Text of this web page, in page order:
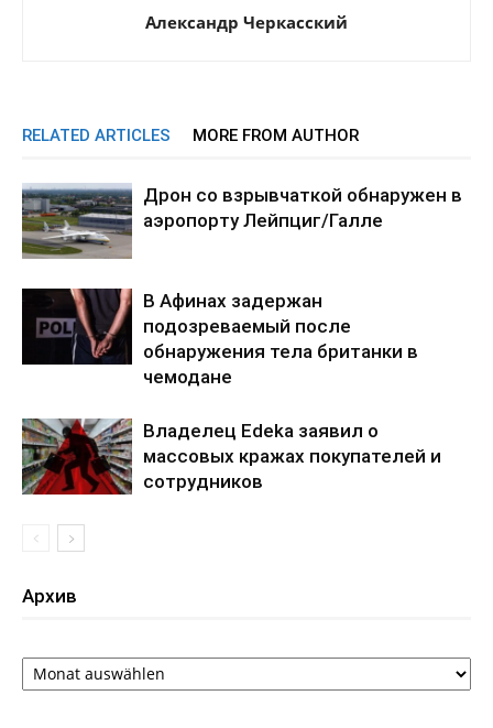
Александр Черкасский
RELATED ARTICLES MORE FROM AUTHOR
Дрон со взрывчаткой обнаружен в
аэропорту Лейпциг/Галле
В Афинах задержан
подозреваемый после
обнаружения тела британки в
чемодане
Владелец Edeka заявил о
массовых кражах покупателей и
сотрудников
Архив
Архив